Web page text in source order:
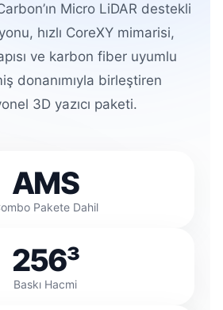
Micro LiDAR destekli
hızlı CoreXY mimarisi,
ve karbon fiber uyumlu
donanımıyla birleştiren
3D yazıcı paketi.
AMS
Pakete Dahil
256³
Baskı Hacmi